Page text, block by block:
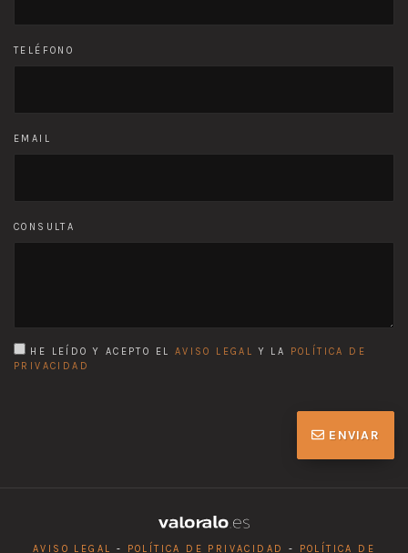
TELÉFONO
EMAIL
CONSULTA
HE LEÍDO Y ACEPTO EL AVISO LEGAL Y LA
POLÍTICA DE
PRIVACIDAD
ENVIAR
AVISO LEGAL - POLÍTICA DE PRIVACIDAD - POLÍTICA DE